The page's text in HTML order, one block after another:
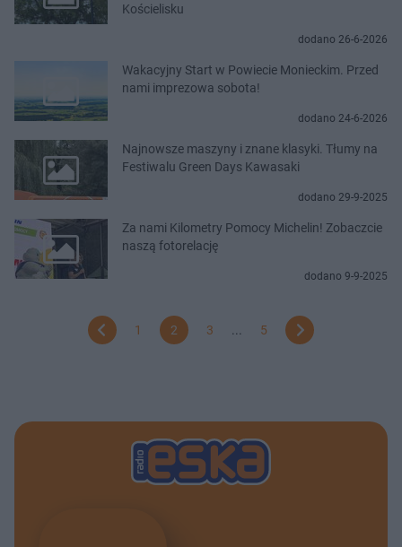
Kościelisku
dodano 26-6-2026
Wakacyjny Start w Powiecie Monieckim. Przed
nami imprezowa sobota!
dodano 24-6-2026
Najnowsze maszyny i znane klasyki. Tłumy na
Festiwalu Green Days Kawasaki
dodano 29-9-2025
Za nami Kilometry Pomocy Michelin! Zobaczcie
naszą fotorelację
dodano 9-9-2025
1 2 3 5